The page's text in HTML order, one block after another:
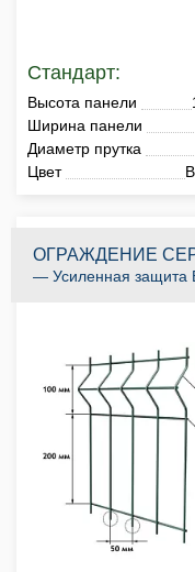
Стандарт:
Высота панели
Ширина панели
Диаметр прутка
Цвет
ОГРАЖДЕНИЕ
— Усиленная защита